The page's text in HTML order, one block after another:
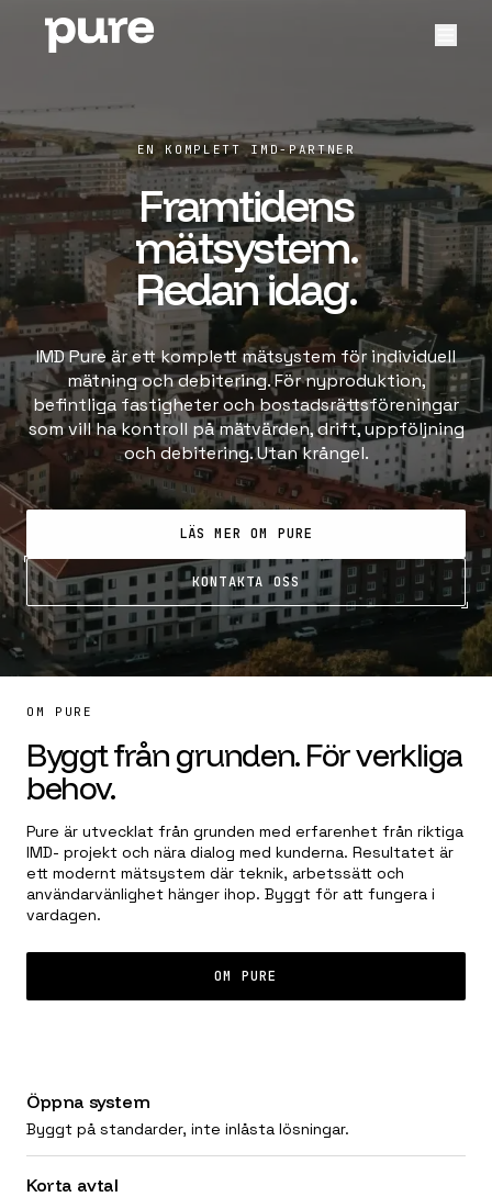
EN KOMPLETT IMD-PARTNER
Framtidens
mätsystem.
Redan idag.
IMD Pure är ett komplett mätsystem för individuell
mätning och debitering. För nyproduktion,
befintliga fastigheter och bostadsrättsföreningar
som vill ha kontroll på mätvärden, drift, uppföljning
och debitering. Utan krångel.
LÄS MER OM PURE
KONTAKTA OSS
OM PURE
Byggt från grunden. För verkliga
behov.
Pure är utvecklat från grunden med erfarenhet från riktiga
IMD- projekt och nära dialog med kunderna. Resultatet är
ett modernt mätsystem där teknik, arbetssätt och
användarvänlighet hänger ihop. Byggt för att fungera i
vardagen.
OM PURE
Öppna system
Byggt på standarder, inte inlåsta lösningar.
Korta avtal